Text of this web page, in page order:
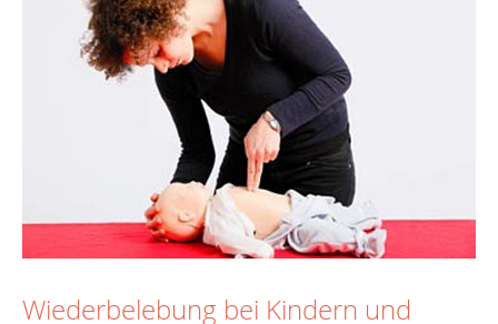
Wiederbelebung bei Kindern und